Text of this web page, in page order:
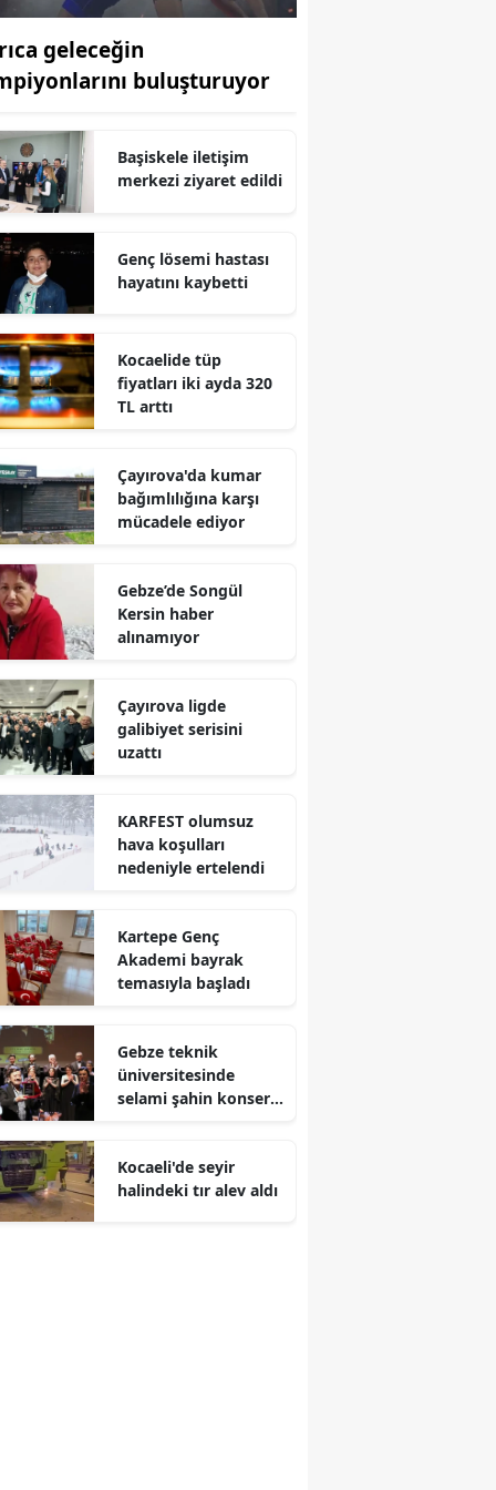
Elazığ
Erzurum
Gaziantep
Hakkari
Isparta
Mersin
İzmir
Kastamonu
Kayseri
Kırşehir
Konya
Kütahya
Manisa
Mardin
geleceğin
buluşturuyor
Başiskele iletişim
merkezi ziyaret edildi
Genç lösemi hastası
hayatını kaybetti
Kocaelide tüp
fiyatları iki ayda 320
TL arttı
Çayırova'da kumar
bağımlılığına karşı
mücadele ediyor
Gebze’de Songül
Kersin haber
alınamıyor
Çayırova ligde
galibiyet serisini
uzattı
KARFEST olumsuz
hava koşulları
nedeniyle ertelendi
Kartepe Genç
Akademi bayrak
temasıyla başladı
Gebze teknik
üniversitesinde
selami şahin konseri
Kocaeli'de seyir
halindeki tır alev aldı